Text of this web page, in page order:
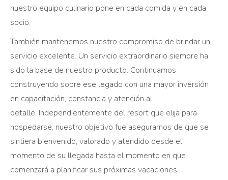
nuestro equipo culinario pone en cada comida y en cada
socio.
También mantenemos nuestro compromiso de brindar un
servicio excelente. Un servicio extraordinario siempre ha
sido la base de nuestro producto. Continuamos
construyendo sobre ese legado con una mayor inversión
en capacitación, constancia y atención al
detalle. Independientemente del resort que elija para
hospedarse, nuestro objetivo fue asegurarnos de que se
sintiera bienvenido, valorado y atendido desde el
momento de su llegada hasta el momento en que
comenzará a planificar sus próximas vacaciones.